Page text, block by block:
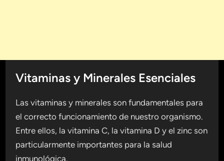
Vitaminas y Minerales Esenciales
Las vitaminas y minerales son fundamentales para
el correcto funcionamiento de nuestro organismo.
Entre ellos, la vitamina C, la vitamina D y el zinc son
particularmente importantes para la salud
inmunológica.